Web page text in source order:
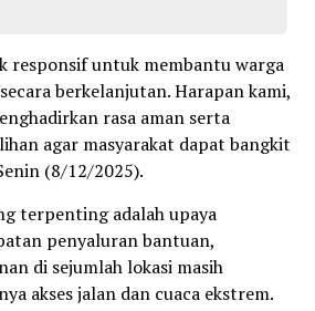
responsif untuk membantu warga
berkelanjutan. Harapan kami,
rasa aman serta
agar masyarakat dapat bangkit
(8/12/2025).
terpenting adalah upaya
penyaluran bantuan,
di sejumlah lokasi masih
akses jalan dan cuaca ekstrem.